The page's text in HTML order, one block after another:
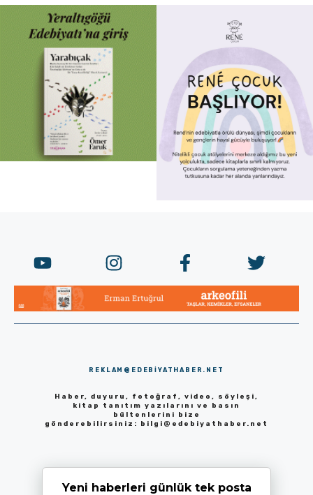
REKLAM@EDEBIYATHABER.NET
Haber, duyuru, fotoğraf, video, söyleşi,
kitap tanıtım yazılarını ve basın
bültenlerini bize
gönderebilirsiniz: bilgi@edebiyathaber.net
Yeni haberleri günlük tek posta